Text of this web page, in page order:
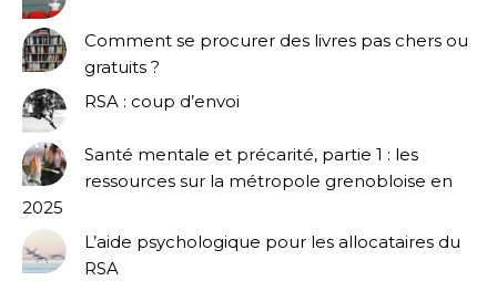
Comment se procurer des livres pas chers ou
gratuits ?
RSA : coup d’envoi
Santé mentale et précarité, partie 1 : les
ressources sur la métropole grenobloise en
2025
L’aide psychologique pour les allocataires du
RSA